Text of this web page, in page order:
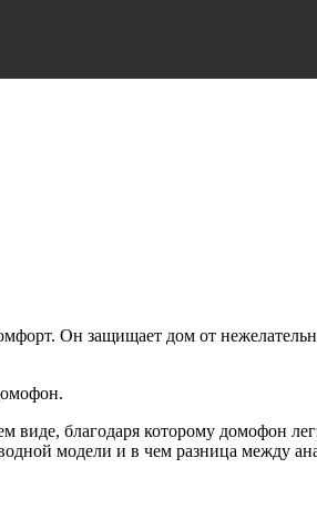
Он защищает дом от
виде, благодаря которому домофон
модели и в чем разница